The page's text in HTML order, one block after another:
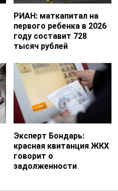
РИАН: маткапитал на
первого ребенка в 2026
году составит 728
тысяч рублей
Эксперт Бондарь:
красная квитанция ЖКХ
говорит о
задолженности